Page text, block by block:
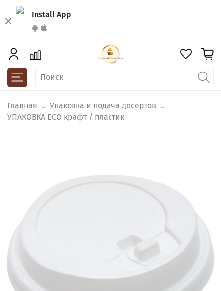
Install App
Главная
Упаковка и подача десертов
УПАКОВКА ECO крафт / пластик